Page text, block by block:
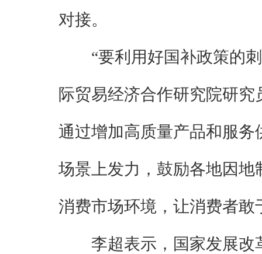
对接。
“要利用好国补政策的
际贸易经济合作研究院研
通过增加高质量产品和服
场景上发力，鼓励各地因
消费市场环境，让消费者敢
李超表示，国家发展改